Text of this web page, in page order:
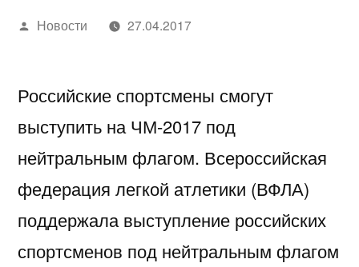
Написано
Новости 27.04.2017
Российские спортсмены смогут
выступить на ЧМ-2017 под
нейтральным флагом. Всероссийская
федерация легкой атлетики (ВФЛА)
поддержала выступление российских
спортсменов под нейтральным флагом